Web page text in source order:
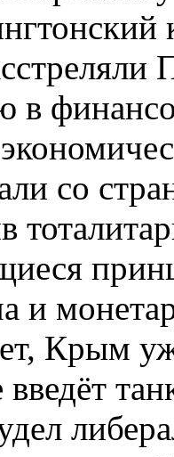
в
со
и
Крым
введёт